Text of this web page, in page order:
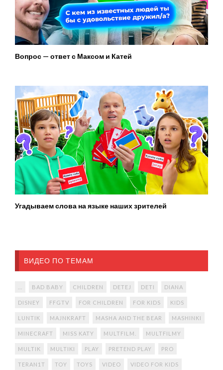
Вопрос — ответ с Максом и Катей
Угадываем слова на языке наших зрителей
ВИДЕО ПО ТЕМАМ
BAD BABY CHILDREN DETEJ DETI DIANA
DISNEY FFGTV FOR CHILDREN FOR KIDS KIDS
LUNTIK MAJNKRAFT MASHA AND THE BEAR MASHINKI
MINECRAFT MISS KATY MULTFILM. MULTFILMY
MULTIK MULTIKI PLAY PRETEND PLAY PRO
TERAN1T TOY TOYS VIDEO VIDEO FOR KIDS